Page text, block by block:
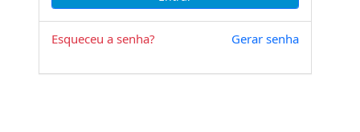
Esqueceu a senha? Gerar senha